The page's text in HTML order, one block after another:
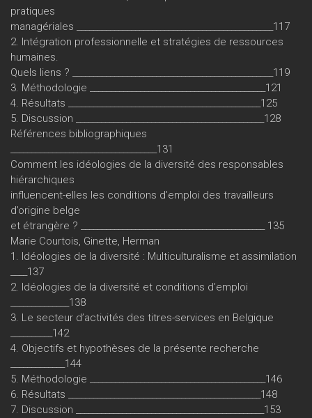
pratiques
managériales _______________________________________________117
2. Intégration professionnelle et stratégies de ressources
humaines.
Quels liens ? ________________________________________________119
3. Méthodologie __________________________________________121
4. Résultats ______________________________________________125
5. Discussion _____________________________________________128
Références bibliographiques
___________________________________131
Comment les idéologies de la diversité des responsables
hiérarchiques
influencent-elles les conditions d’emploi des travailleurs
d’origine belge
et étrangère ? ____________________________________________ 135
Marie Courtois, Ginette, Herman
1. Idéologies de la diversité : Multiculturalisme et assimilation
____137
2. Idéologies de la diversité et conditions d’emploi
______________138
3. Le secteur d’activités des titres-services en Belgique
__________142
4. Objectifs et hypothèses de la présente recherche
_____________144
5. Méthodologie __________________________________________146
6. Résultats ______________________________________________148
7. Discussion _____________________________________________153